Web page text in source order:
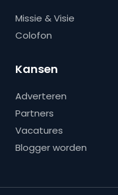
Missie & Visie
Colofon
Kansen
Adverteren
Partners
Vacatures
Blogger worden